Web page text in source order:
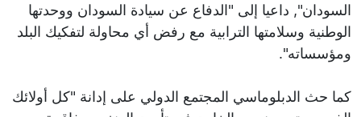
السودان", داعيا إلى "الدفاع عن سيادة السودان ووحدتها
الوطنية وسلامتها الترابية مع رفض أي محاولة لتفكيك البلد
ومؤسساته".
كما حث الدبلوماسي المجتمع الدولي على إدانة "كل أولائك